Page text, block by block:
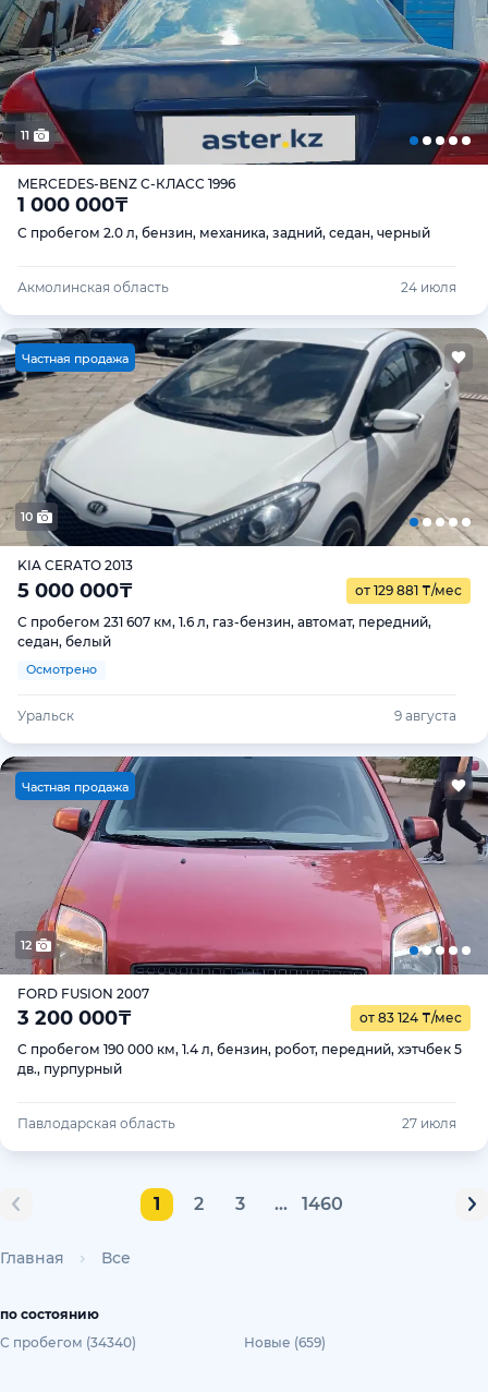
11
MERCEDES-BENZ C-КЛАСС 1996
1 000 000₸
С пробегом 2.0 л, бензин, механика, задний, седан, черный
Акмолинская область 24 июля
Частная продажа
10
KIA CERATO 2013
5 000 000₸ от 129 881 ₸/мес
С пробегом 231 607 км, 1.6 л, газ-бензин, автомат, передний,
седан, белый
Осмотрено
Уральск 9 августа
Частная продажа
12
FORD FUSION 2007
3 200 000₸ от 83 124 ₸/мес
С пробегом 190 000 км, 1.4 л, бензин, робот, передний, хэтчбек 5
дв., пурпурный
Павлодарская область 27 июля
1 2 3 ... 1460
Главная Все
по состоянию
С пробегом (34340)
Новые (659)